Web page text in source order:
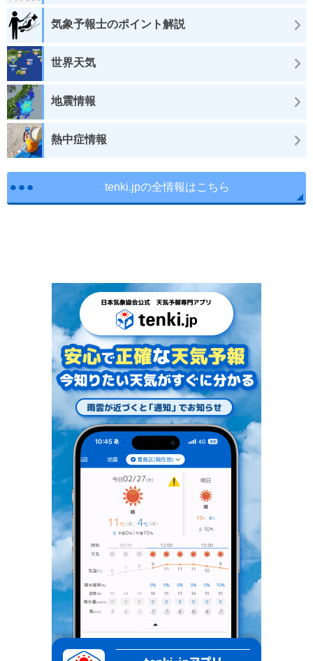
気象予報士のポイント解説
世界天気
地震情報
熱中症情報
tenki.jpの全情報はこちら